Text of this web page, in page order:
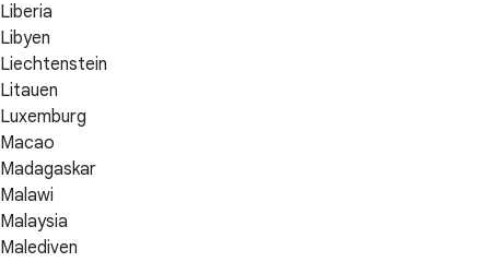
Liberia
Libyen
Liechtenstein
Litauen
Luxemburg
Macao
Madagaskar
Malawi
Malaysia
Malediven